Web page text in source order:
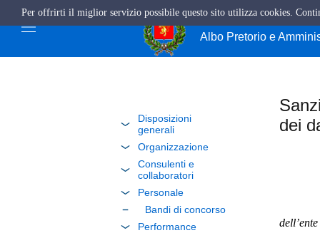
Comune di
Albo Pretorio e
Disposizioni
generali
Organizzazione
Consulenti e
collaboratori
Personale
Bandi di concorso
Performance
dei
dell’ente
Per offrirti il miglior servizio possibile questo sito utilizza cookies.